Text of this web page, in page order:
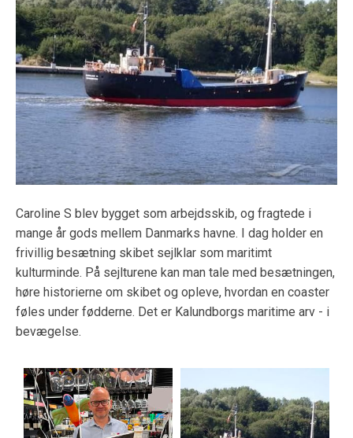
Caroline S blev bygget som arbejdsskib, og fragtede i
mange år gods mellem Danmarks havne. I dag holder en
frivillig besætning skibet sejlklar som maritimt
kulturminde. På sejlturene kan man tale med besætningen,
høre historierne om skibet og opleve, hvordan en coaster
føles under fødderne. Det er Kalundborgs maritime arv - i
bevægelse.